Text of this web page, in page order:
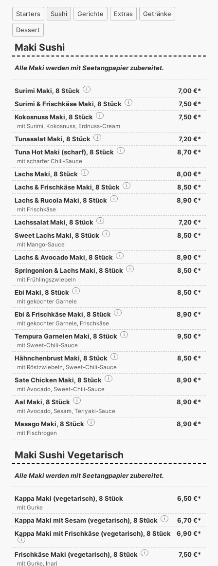
Starters Sushi Gerichte Extras Getränke
Dessert
Maki Sushi
Alle Maki werden mit Seetangpapier zubereitet.
Surimi Maki, 8 Stück 7,00 €*
i
Surimi & Frischkäse Maki, 8 Stück 7,50 €*
i
Kokosnuss Maki, 8 Stück 7,50 €*
i
mit Surimi, Kokosnuss, Erdnuss-Cream
Tunasalat Maki, 8 Stück 7,20 €*
i
Tuna Hot Maki (scharf), 8 Stück 8,70 €*
i
mit scharfer Chili-Sauce
Lachs Maki, 8 Stück 8,00 €*
i
Lachs & Frischkäse Maki, 8 Stück 8,50 €*
i
Lachs & Rucola Maki, 8 Stück 8,90 €*
i
mit Frischkäse
Lachssalat Maki, 8 Stück 7,20 €*
i
Sweet Lachs Maki, 8 Stück 8,50 €*
i
mit Mango-Sauce
Lachs & Avocado Maki, 8 Stück 8,90 €*
i
Springonion & Lachs Maki, 8 Stück 8,50 €*
i
mit Frühlingszwiebeln
Ebi Maki, 8 Stück 8,50 €*
i
mit gekochter Garnele
Ebi & Frischkäse Maki, 8 Stück 8,90 €*
i
mit gekochter Garnele, Frischkäse
Tempura Garnelen Maki, 8 Stück 9,50 €*
i
mit Sweet-Chili-Sauce
Hähnchenbrust Maki, 8 Stück 8,50 €*
i
mit Röstzwiebeln, Sweet-Chili-Sauce
Sate Chicken Maki, 8 Stück 8,90 €*
i
mit Avocado, Sweet-Chili-Sauce
Aal Maki, 8 Stück 8,90 €*
i
mit Avocado, Sesam, Teriyaki-Sauce
Masago Maki, 8 Stück 8,90 €*
i
mit Fischrogen
Maki Sushi Vegetarisch
Alle Maki werden mit Seetangpapier zubereitet.
Kappa Maki (vegetarisch), 8 Stück 6,50 €*
mit Gurke
Kappa Maki mit Sesam (vegetarisch), 8 Stück 6,70 €*
i
Kappa Maki mit Frischkäse (vegetarisch), 8 Stück 6,90 €*
i
Frischkäse Maki (vegetarisch), 8 Stück 7,50 €*
i
mit Gurke, Inari